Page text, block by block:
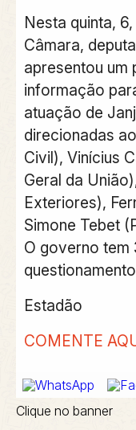
Nesta quinta,
Câmara,
apresentou um
informação
atuação de
direcionadas
Civil), Vinícius
Geral da
Exteriores),
Simone Tebet
O governo tem
Estadão
COMENTE
Clique no banner